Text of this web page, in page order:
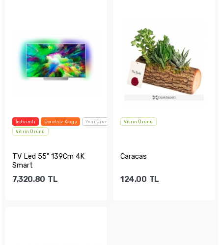
İndirimli Ücretsiz Kargo
Yeni Ürün
Vitrin Ürünü
TV Led 55" 139Cm 4K
Smart
7,320.80 TL
Vitrin Ürünü
Caracas
124.00 TL